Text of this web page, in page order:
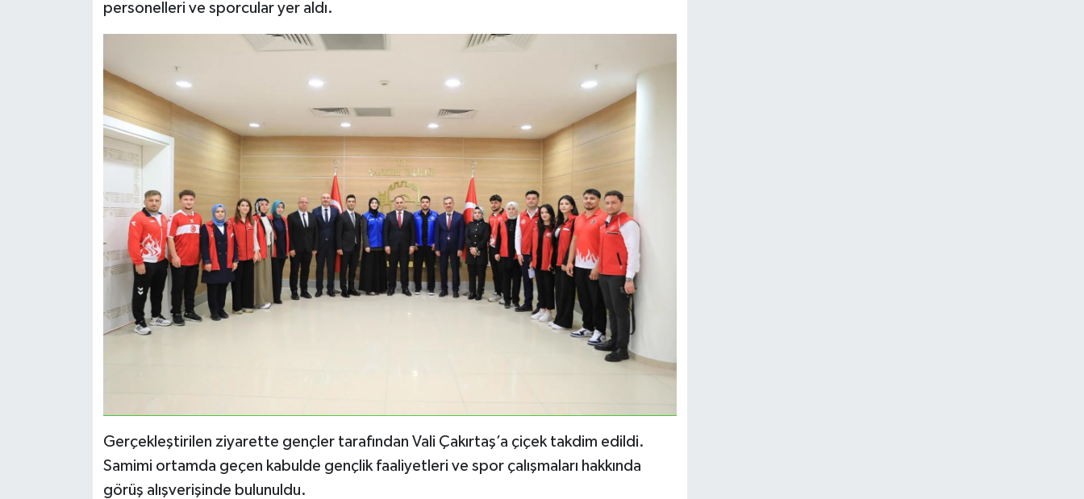
personelleri ve sporcular yer aldı.
Gerçekleştirilen ziyarette gençler tarafından Vali Çakırtaş’a çiçek takdim edildi.
Samimi ortamda geçen kabulde gençlik faaliyetleri ve spor çalışmaları hakkında
görüş alışverişinde bulunuldu.